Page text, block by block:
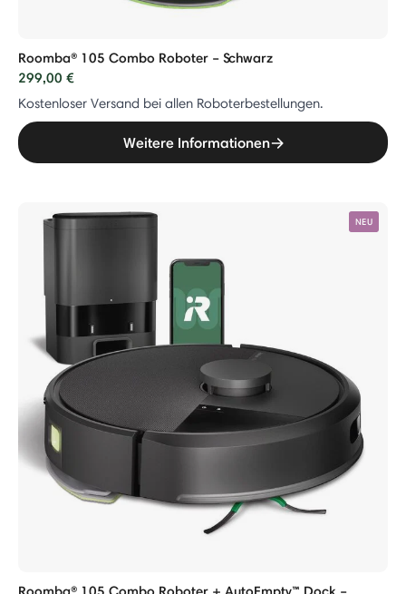
Roomba® 105 Combo Roboter – Schwarz
299,00 €
Kostenloser Versand bei allen Roboterbestellungen.
Weitere Informationen
NEU
Roomba® 105 Combo Roboter + AutoEmpty™ Dock –